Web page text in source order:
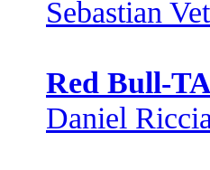
Sebastian
Red Bull-
Daniel